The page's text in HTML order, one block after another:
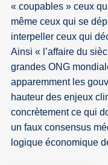
« coupables » ceux
même ceux qui se
interpeller ceux qui
Ainsi « l’affaire du
grandes ONG
apparemment les
hauteur des enjeux
concrètement ce qui
un faux consensus
logique économique